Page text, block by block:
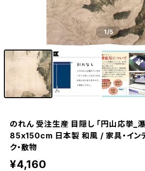
1/5
のれん 受注生産 目隠し 「円山応挙_瀑
85x150cm 日本製 和風 / 家具・イン
ク・敷物
¥4,160